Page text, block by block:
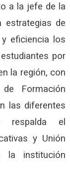
a la jefe de la
estrategias de
eficiencia los
por
la región, con
Formación
las diferentes
respalda el
y Unión
la institución